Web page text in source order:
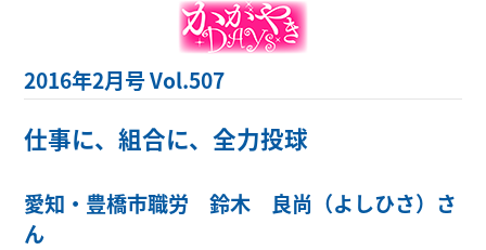
2016年2月号 Vol.507
仕事に、組合に、全力投球
愛知・豊橋市職労 鈴木 良尚（よしひさ）さ
ん